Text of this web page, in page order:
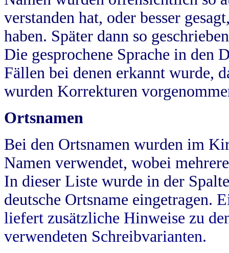
verstanden hat, oder besser
haben. Später dann so
Die gesprochene Sprache in
Fällen bei denen erkannt wurde,
wurden Korrekturen
Ortsnamen
Bei den Ortsnamen wurden im
Namen verwendet, wobei
In dieser Liste wurde in der
deutsche Ortsname eingetragen.
liefert zusätzliche Hinweise zu
verwendeten Schreibvarianten.